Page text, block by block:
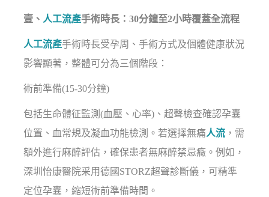
壹、 人工流產手術時長：30分鐘至2小時覆蓋全流程
人工流產手術時長受孕周、手術方式及個體健康狀況
影響顯著，整體可分為三個階段：
術前準備(15-30分鐘)
包括生命體征監測(血壓、心率)、超聲檢查確認孕囊
位置、血常規及凝血功能檢測。若選擇無痛人流 ，需
額外進行麻醉評估，確保患者無麻醉禁忌癥。例如，
深圳怡康醫院采用德國STORZ超聲診斷儀，可精準
定位孕囊，縮短術前準備時間。